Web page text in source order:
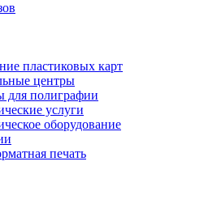
пластиковых карт
центры
для полиграфии
услуги
оборудование
печать